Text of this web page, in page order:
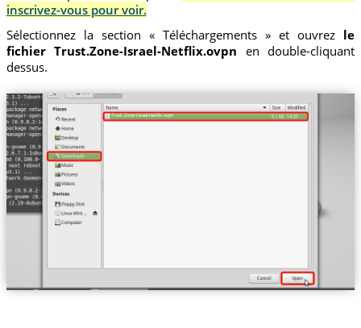
inscrivez-vous pour voir.
Sélectionnez la section « Téléchargements » et ouvrez le
fichier Trust.Zone-Israel-Netflix.ovpn en double-cliquant
dessus.
Trust.Zone-Israel-Netflix.ovpn